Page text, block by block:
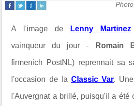
A l'image de Lenny Martinez
vainqueur du jour - Romain
firmenich PostNL) reprennait sa
l'occasion de la Classic Var.
l'Auvergnat a brillé, puisqu'il a été